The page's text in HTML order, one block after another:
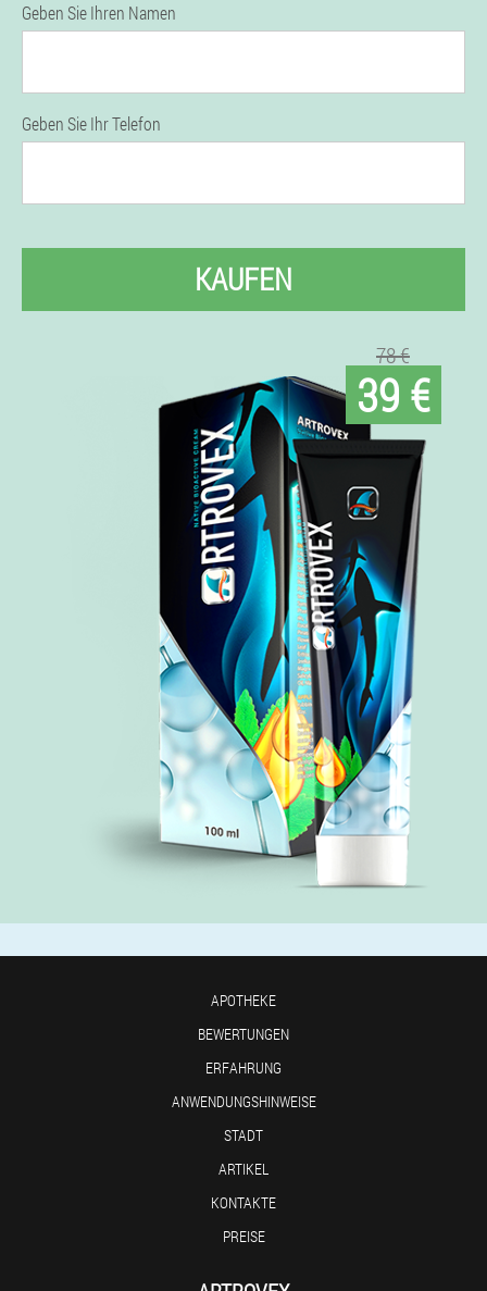
Geben Sie Ihren Namen
Geben Sie Ihr Telefon
KAUFEN
78 €
39 €
APOTHEKE
BEWERTUNGEN
ERFAHRUNG
ANWENDUNGSHINWEISE
STADT
ARTIKEL
KONTAKTE
PREISE